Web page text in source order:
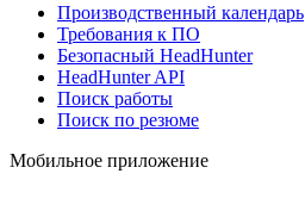
Производственный календарь
Требования к ПО
Безопасный HeadHunter
HeadHunter API
Поиск работы
Поиск по резюме
Мобильное приложение